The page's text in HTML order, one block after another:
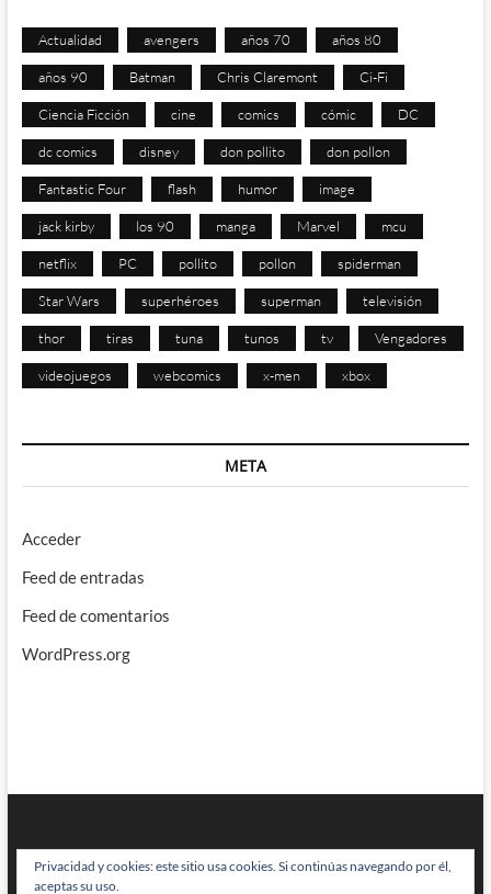
Actualidad avengers años 70 años 80
años 90 Batman Chris Claremont Ci-Fi
Ciencia Ficción cine comics cómic DC
dc comics disney don pollito don pollon
Fantastic Four flash humor image
jack kirby los 90 manga Marvel mcu
netflix PC pollito pollon spiderman
Star Wars superhéroes superman televisión
thor tiras tuna tunos tv Vengadores
videojuegos webcomics x-men xbox
META
Acceder
Feed de entradas
Feed de comentarios
WordPress.org
Privacidad y cookies: este sitio usa cookies. Si continúas navegando por él,
aceptas su uso.